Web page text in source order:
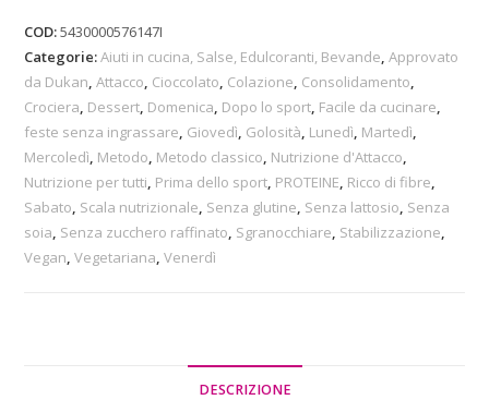
COD:5430000576147I
Categorie:Aiuti in cucina, Salse, Edulcoranti, Bevande,Approvato
da Dukan,Attacco, Cioccolato, Colazione, Consolidamento,
Crociera, Dessert, Domenica, Dopo lo sport, Facile da cucinare,
feste senza ingrassare, Giovedì, Golosità, Lunedì, Martedì,
Mercoledì, Metodo, Metodo classico, Nutrizione d'Attacco,
Nutrizione per tutti, Prima dello sport, PROTEINE, Ricco di fibre,
Sabato, Scala nutrizionale, Senza glutine, Senza lattosio, Senza
soia, Senza zucchero raffinato, Sgranocchiare, Stabilizzazione,
Vegan,Vegetariana,Venerdì
DESCRIZIONE